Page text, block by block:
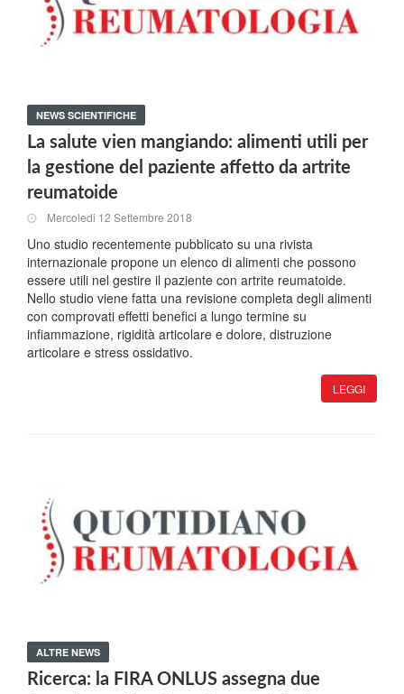
NEWS SCIENTIFICHE
La salute vien mangiando: alimenti utili per
la gestione del paziente affetto da artrite
reumatoide
Mercoledi 12 Settembre 2018
Uno studio recentemente pubblicato su una rivista
internazionale propone un elenco di alimenti che possono
essere utili nel gestire il paziente con artrite reumatoide.
Nello studio viene fatta una revisione completa degli alimenti
con comprovati effetti benefici a lungo termine su
infiammazione, rigidità articolare e dolore, distruzione
articolare e stress ossidativo.
LEGGI
ALTRE NEWS
Ricerca: la FIRA ONLUS assegna due